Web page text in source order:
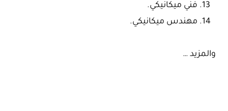
فني ميكانيكي.
مهندس ميكانيكي.
والمزيد …